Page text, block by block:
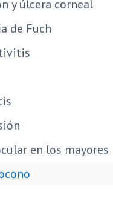
y úlcera corneal
de Fuch
en los mayores